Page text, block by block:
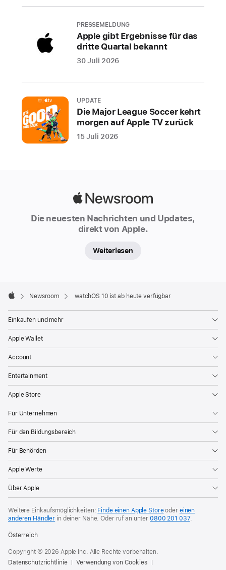
neue
visuelle
Sprache
für
mehr
Informationen
auf
einen
Blick
Smart
der
wenn
sie
gebraucht
und
Zifferblätter
Für
Radfahrer:innen
Bluetooth-
Leistungsmesser,
Geschwindigkeits-
die
neue
PRESSEMELDUNG
Apple gibt Ergebnisse für das
dritte Quartal bekannt
30 Juli 2026
UPDATE
Die Major League Soccer kehrt
morgen auf Apple TV zurück
15 Juli 2026
Die neuesten Nachrichten und Updates,
direkt von Apple.
Weiterlesen
Footer

Newsroom watchOS 10 ist ab heute verfügbar
Einkaufen und mehr
Apple Wallet
Account
Entertainment
Apple Store
Für Unternehmen
Für den Bildungsbereich
Für Behörden
Apple Werte
Über Apple
Weitere Einkaufsmöglichkeiten: Finde einen Apple Storeoder einen
anderen Händler in deiner Nähe.Oder ruf an unter0800 201 037.
Österreich
Copyright © 2026 Apple Inc. Alle Rechte vorbehalten.
Datenschutzrichtlinie
Verwendung von Cookies